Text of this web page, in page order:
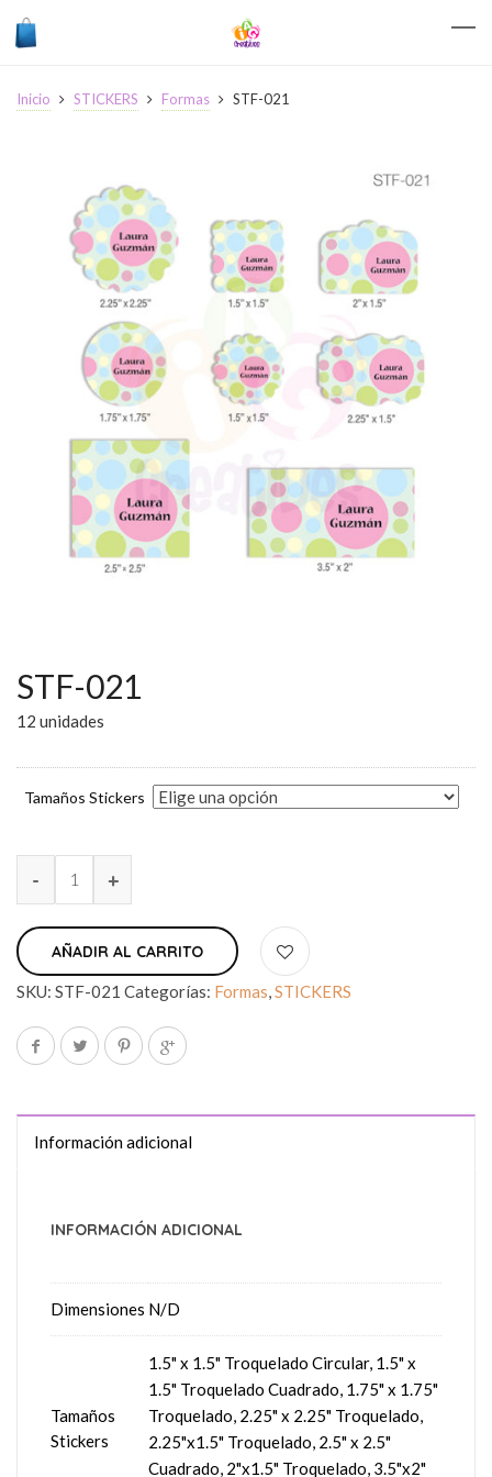
Inicio STICKERS Formas STF-021
STF-021
12 unidades
Tamaños Stickers
AÑADIR AL CARRITO
SKU: STF-021 Categorías: Formas,STICKERS
Información adicional
INFORMACIÓN ADICIONAL
Dimensiones N/D
Tamaños
Stickers
1.5" x 1.5" Troquelado Circular, 1.5" x
1.5" Troquelado Cuadrado, 1.75" x 1.75"
Troquelado, 2.25" x 2.25" Troquelado,
2.25"x1.5" Troquelado, 2.5" x 2.5"
Cuadrado, 2"x1.5" Troquelado, 3.5"x2"